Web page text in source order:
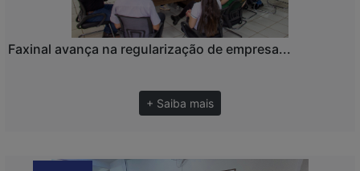
Faxinal avança na regularização de empresa...
+ Saiba mais